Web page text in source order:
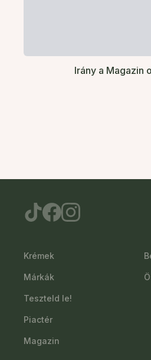
Irány a Magazin
Krémek
Márkák
Teszteld le!
Piactér
Magazin